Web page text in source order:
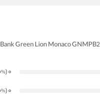
0
(0
%
0
(0
%